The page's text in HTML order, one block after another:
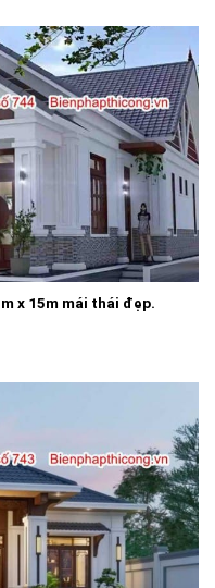
x 15m mái thái đẹp.